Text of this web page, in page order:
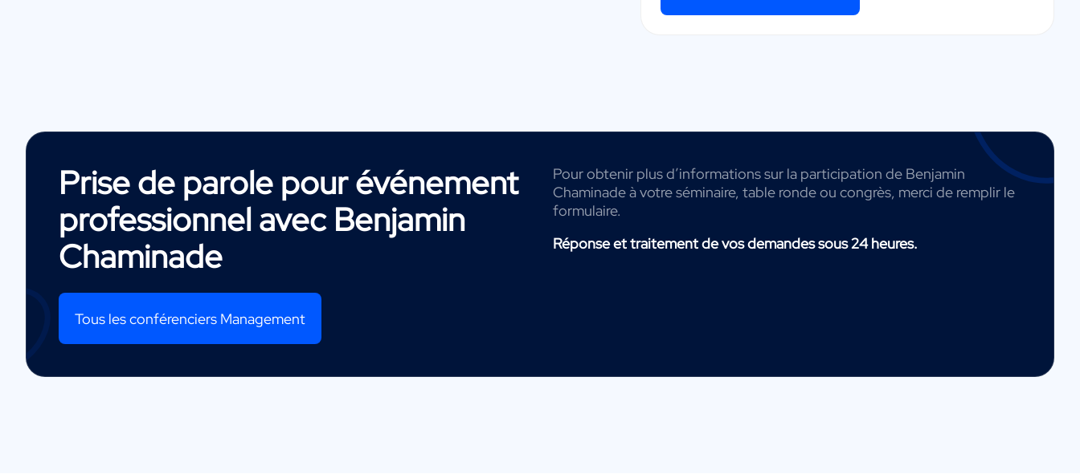
Prise de parole pour événement
professionnel avec Benjamin
Chaminade
Tous les conférenciers Management
Pour obtenir plus d’informations sur la participation de Benjamin
Chaminade à votre séminaire, table ronde ou congrès, merci de remplir le
formulaire.
Réponse et traitement de vos demandes sous 24 heures.